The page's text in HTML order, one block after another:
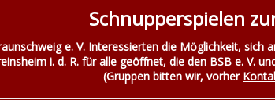
Schnupperspielen
e. V. Interessierten die Möglichkeit, sich
i. d. R. für alle geöffnet, die den BSB e. V.
(Gruppen bitten wir, vorher